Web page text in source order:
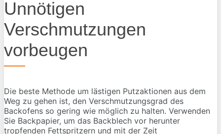
Unnötigen
Verschmutzungen
vorbeugen
Die beste Methode um lästigen Putzaktionen aus dem
Weg zu gehen ist, den Verschmutzungsgrad des
Backofens so gering wie möglich zu halten. Verwenden
Sie Backpapier, um das Backblech vor herunter
tropfenden Fettspritzern und mit der Zeit